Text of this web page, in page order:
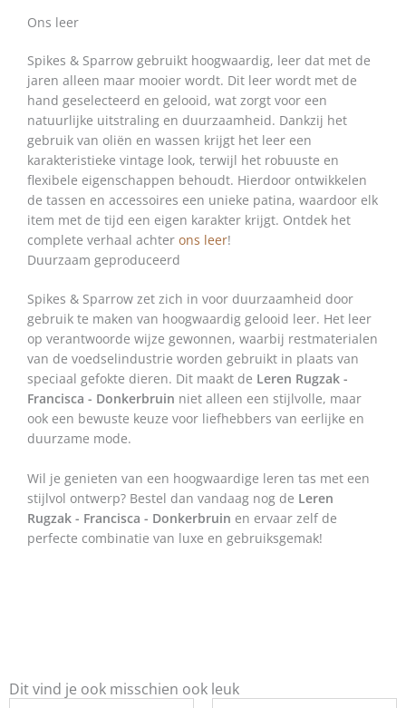
Ons leer
Spikes & Sparrow gebruikt hoogwaardig, leer dat met de
jaren alleen maar mooier wordt. Dit leer wordt met de
hand geselecteerd en gelooid, wat zorgt voor een
natuurlijke uitstraling en duurzaamheid. Dankzij het
gebruik van oliën en wassen krijgt het leer een
karakteristieke vintage look, terwijl het robuuste en
flexibele eigenschappen behoudt. Hierdoor ontwikkelen
de tassen en accessoires een unieke patina, waardoor elk
item met de tijd een eigen karakter krijgt. Ontdek het
complete verhaal achter ons leer!
Duurzaam geproduceerd
Spikes & Sparrow zet zich in voor duurzaamheid door
gebruik te maken van hoogwaardig gelooid leer. Het leer
op verantwoorde wijze gewonnen, waarbij restmaterialen
van de voedselindustrie worden gebruikt in plaats van
speciaal gefokte dieren. Dit maakt de Leren Rugzak -
Francisca - Donkerbruin niet alleen een stijlvolle, maar
ook een bewuste keuze voor liefhebbers van eerlijke en
duurzame mode.
Wil je genieten van een hoogwaardige leren tas met een
stijlvol ontwerp? Bestel dan vandaag nog de Leren
Rugzak - Francisca - Donkerbruin en ervaar zelf de
perfecte combinatie van luxe en gebruiksgemak!
Dit vind je ook misschien ook leuk